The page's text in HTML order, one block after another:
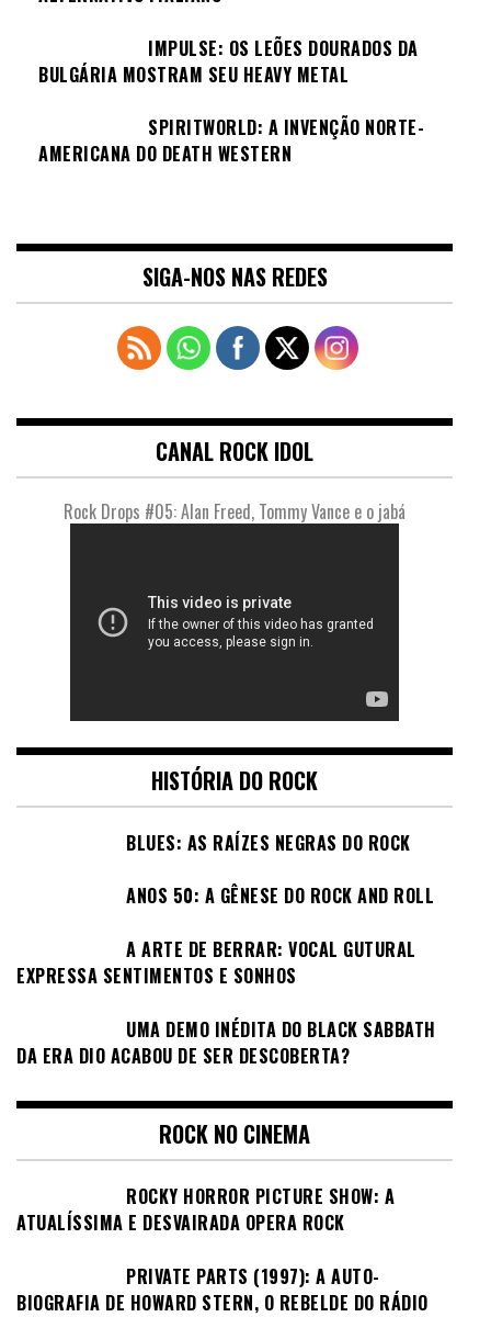
IMPULSE: OS LEÕES DOURADOS DA
BULGÁRIA MOSTRAM SEU HEAVY METAL
SPIRITWORLD: A INVENÇÃO NORTE-
AMERICANA DO DEATH WESTERN
SIGA-NOS NAS REDES
CANAL ROCK IDOL
Rock Drops #05: Alan Freed, Tommy Vance e o jabá
HISTÓRIA DO ROCK
BLUES: AS RAÍZES NEGRAS DO ROCK
ANOS 50: A GÊNESE DO ROCK AND ROLL
A ARTE DE BERRAR: VOCAL GUTURAL
EXPRESSA SENTIMENTOS E SONHOS
UMA DEMO INÉDITA DO BLACK SABBATH
DA ERA DIO ACABOU DE SER DESCOBERTA?
ROCK NO CINEMA
ROCKY HORROR PICTURE SHOW: A
ATUALÍSSIMA E DESVAIRADA OPERA ROCK
PRIVATE PARTS (1997): A AUTO-
BIOGRAFIA DE HOWARD STERN, O REBELDE DO RÁDIO